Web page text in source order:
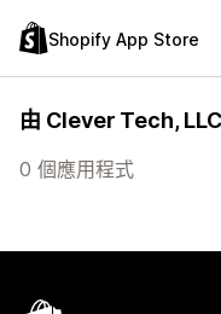
Shopify App Store
由 Clever Tech,
0 個應用程式